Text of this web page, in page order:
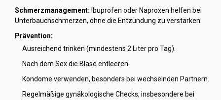
Schmerzmanagement: Ibuprofen oder Naproxen helfen bei
Unterbauchschmerzen, ohne die Entzündung zu verstärken.
Prävention:
Ausreichend trinken (mindestens 2 Liter pro Tag).
Nach dem Sex die Blase entleeren.
Kondome verwenden, besonders bei wechselnden Partnern.
Regelmäßige gynäkologische Checks, insbesondere bei